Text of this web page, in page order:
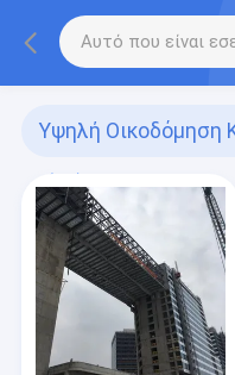
Υψηλή Οικοδόμηση
(18)